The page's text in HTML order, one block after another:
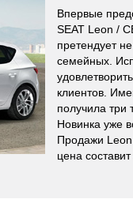
Впервые
SEAT Leon /
претендует
семейных.
клиентов.
получила три
Новинка уже
Продажи
цена